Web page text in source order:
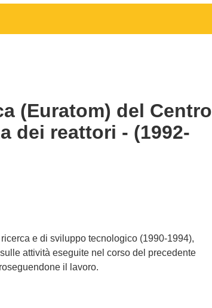
(Euratom) del Centro
dei reattori - (1992-
e di sviluppo tecnologico (1990-1994),
attività eseguite nel corso del precedente
il lavoro.